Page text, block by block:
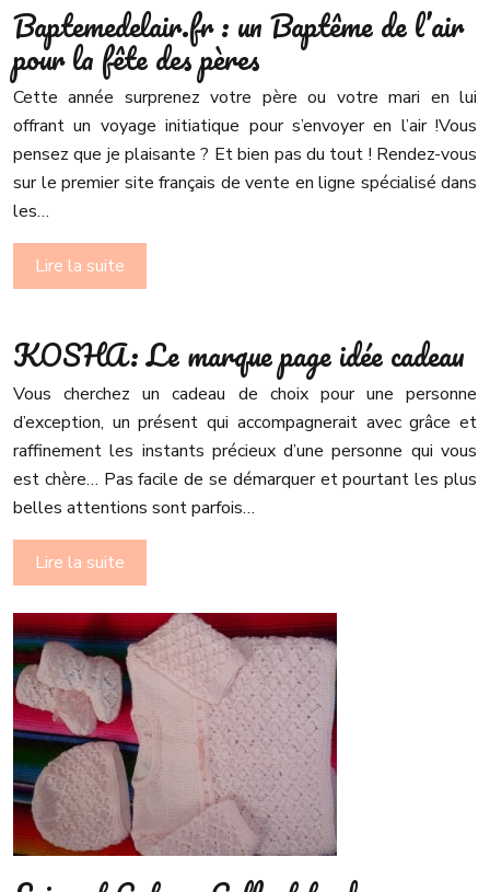
Baptemedelair.fr : un Baptême de l’air
pour la fête des pères
Cette année surprenez votre père ou votre mari en lui
offrant un voyage initiatique pour s’envoyer en l’air !Vous
pensez que je plaisante ? Et bien pas du tout ! Rendez-vous
sur le premier site français de vente en ligne spécialisé dans
les…
Lire la suite
KOSHA: Le marque page idée cadeau
Vous cherchez un cadeau de choix pour une personne
d’exception, un présent qui accompagnerait avec grâce et
raffinement les instants précieux d’une personne qui vous
est chère… Pas facile de se démarquer et pourtant les plus
belles attentions sont parfois…
Lire la suite